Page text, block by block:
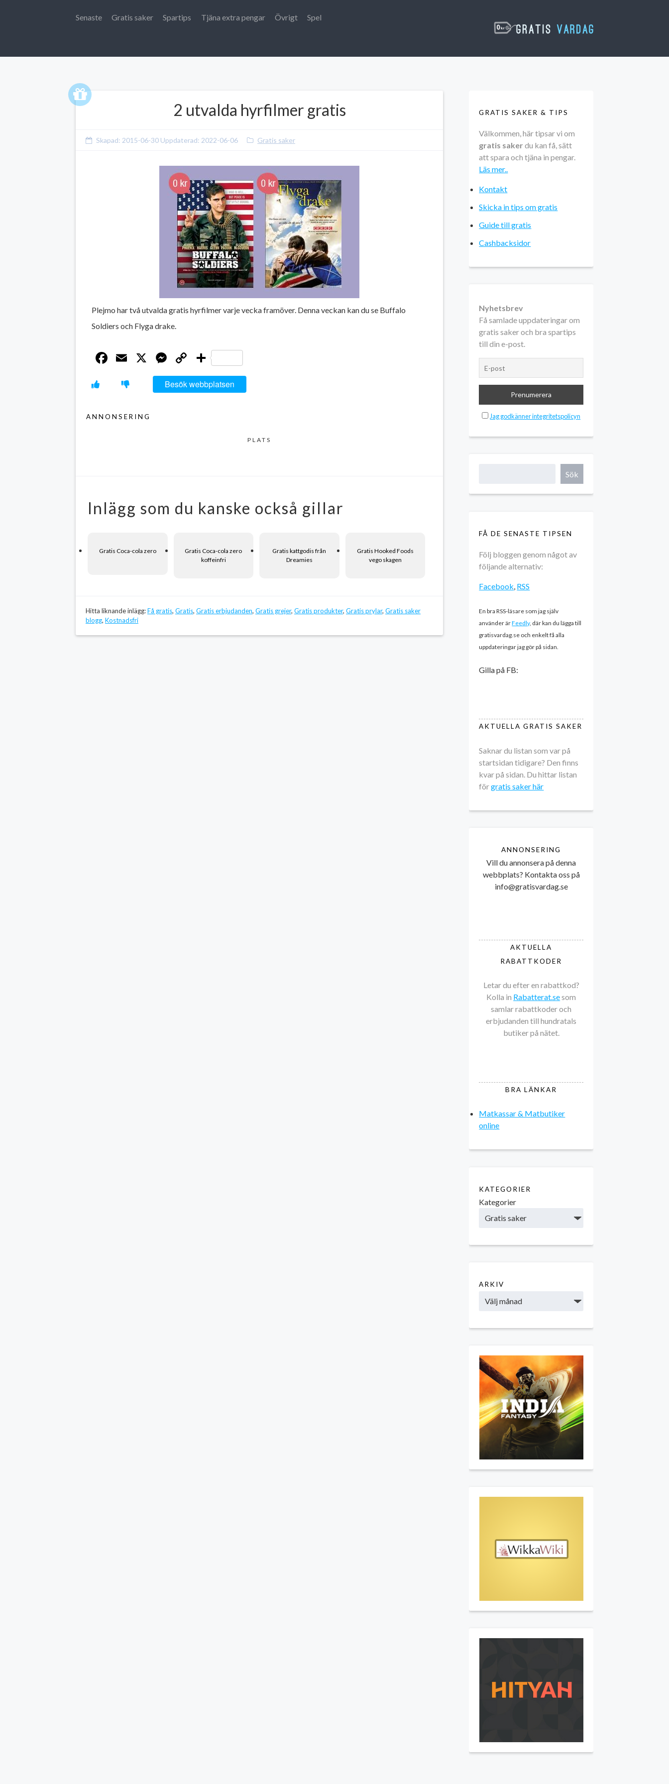
Senaste Gratis saker Spartips Tjäna extra pengar Övrigt Spel
2 utvalda hyrfilmer gratis
Skapad: 2015-06-30 Uppdaterad: 2022-06-06 Gratis saker
Plejmo har två utvalda gratis hyrfilmer varje vecka framöver. Denna veckan kan du se Buffalo
Soldiers och Flyga drake.
Facebook
Email
X Messenger
Copy
Link
Dela
Besök webbplatsen
ANNONSERING
PLATS
Inlägg som du kanske också gillar
Gratis Coca-cola zero
Gratis Coca-cola zero
koffeinfri
Gratis kattgodis från
Dreamies
Gratis Hooked Foods
vego skagen
Hitta liknande inlägg:Få gratis, Gratis, Gratis erbjudanden, Gratis grejer, Gratis produkter, Gratis prylar, Gratis saker
blogg, Kostnadsfri
GRATIS SAKER & TIPS
Välkommen, här tipsar vi om
gratis saker du kan få, sätt
att spara och tjäna in pengar.
Läs mer..
Kontakt
Skicka in tips om gratis
Guide till gratis
Cashbacksidor
Nyhetsbrev
Få samlade uppdateringar om
gratis saker och bra spartips
till din e-post.
Jag godkänner integritetspolicyn
Sök
FÅ DE SENASTE TIPSEN
Följ bloggen genom något av
följande alternativ:
Facebook RSS
En bra RSS-läsare som jag själv
använder ärFeedly, där kan du lägga till
gratisvardag.se och enkelt få alla
uppdateringar jag gör på sidan.
Gilla på FB:
AKTUELLA GRATIS SAKER
Saknar du listan som var på
startsidan tidigare? Den finns
kvar på sidan. Du hittar listan
förgratis saker här
ANNONSERING
Vill du annonsera på denna
webbplats? Kontakta oss på
info@gratisvardag.se
AKTUELLA
RABATTKODER
Letar du efter en rabattkod?
Kolla in Rabatterat.sesom
samlar rabattkoder och
erbjudanden till hundratals
butiker på nätet.
BRA LÄNKAR
Matkassar & Matbutiker
online
KATEGORIER
Kategorier
ARKIV